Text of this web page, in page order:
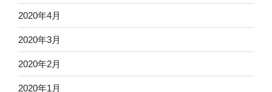
2020年4月
2020年3月
2020年2月
2020年1月